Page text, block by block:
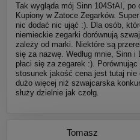
Tak wygląda mój Sinn 104StAI, po
Kupiony w Zatoce Zegarków.
nic dodać nic ująć :). Dla osób,
niemieckie zegarki dorównują
zależy od marki. Niektóre są
się za nazwę. Według mnie, Sinn
płaci się za zegarek :).
stosunek jakość cena jest tutaj nie
dużo więcej niż szwajcarska
służy dzielnie jak czołg.
Tomasz